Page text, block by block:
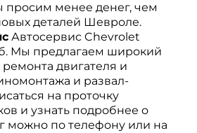
просим менее денег, чем
деталей Шевроле.
Автосервис Chevrolet
Мы предлагаем широкий
ремонта двигателя и
и развал-
на проточку
и узнать подробнее о
можно по телефону или на